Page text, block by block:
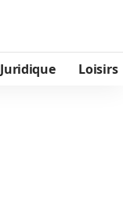
Juridique Loisirs